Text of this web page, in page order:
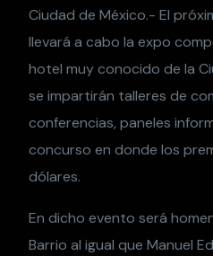
Ciudad de México.- El
llevará a cabo la expo
hotel muy conocido de la
se impartirán talleres de
conferencias, paneles
concurso en donde los
dólares.
En dicho evento será
Barrio al igual que Manuel